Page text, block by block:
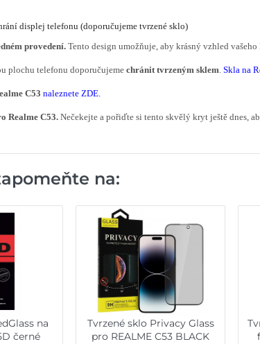
displej telefonu (doporučujeme tvrzené sklo)
provedení.Tento design umožňuje, aby krásný vzhled
plochu telefonu doporučujeme chránit tvrzeným sklem. Skla na
C53 naleznete ZDE.
Realme C53.Nečekejte a pořiďte si tento skvělý kryt ještě dnes,
na:
na
černé
Tvrzené sklo Privacy Glass
pro REALME C53 BLACK